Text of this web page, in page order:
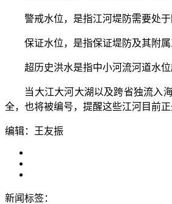
警戒水位，是指江河堤防需要处于
保证水位，是指保证堤防及其附属
超历史洪水是指中小河流河道水位
当大江大河大湖以及跨省独流入海
全，也将被编号，提醒这些江河目前
编辑：王友振
新闻标签：